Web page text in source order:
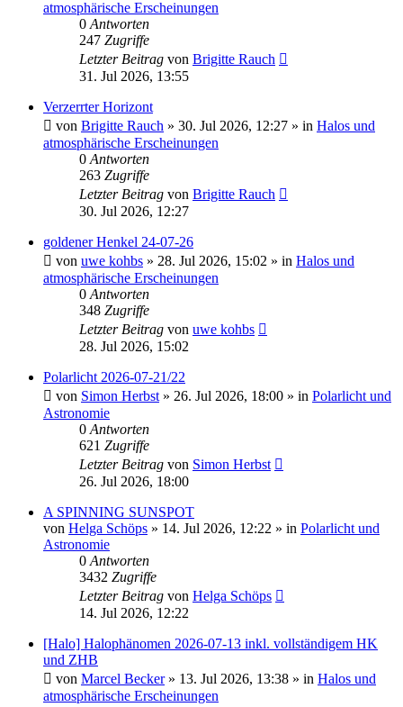
atmosphärische Erscheinungen
0 Antworten
247 Zugriffe
Letzter Beitrag von Brigitte Rauch
31. Jul 2026, 13:55
Verzerrter Horizont
von Brigitte Rauch » 30. Jul 2026, 12:27 » in Halos und
atmosphärische Erscheinungen
0 Antworten
263 Zugriffe
Letzter Beitrag von Brigitte Rauch
30. Jul 2026, 12:27
goldener Henkel 24-07-26
von uwe kohbs » 28. Jul 2026, 15:02 » in Halos und
atmosphärische Erscheinungen
0 Antworten
348 Zugriffe
Letzter Beitrag von uwe kohbs
28. Jul 2026, 15:02
Polarlicht 2026-07-21/22
von Simon Herbst » 26. Jul 2026, 18:00 » in Polarlicht und
Astronomie
0 Antworten
621 Zugriffe
Letzter Beitrag von Simon Herbst
26. Jul 2026, 18:00
A SPINNING SUNSPOT
von Helga Schöps » 14. Jul 2026, 12:22 » in Polarlicht und
Astronomie
0 Antworten
3432 Zugriffe
Letzter Beitrag von Helga Schöps
14. Jul 2026, 12:22
[Halo] Halophänomen 2026-07-13 inkl. vollständigem HK
und ZHB
von Marcel Becker» 13. Jul 2026, 13:38 » in Halos und
atmosphärische Erscheinungen